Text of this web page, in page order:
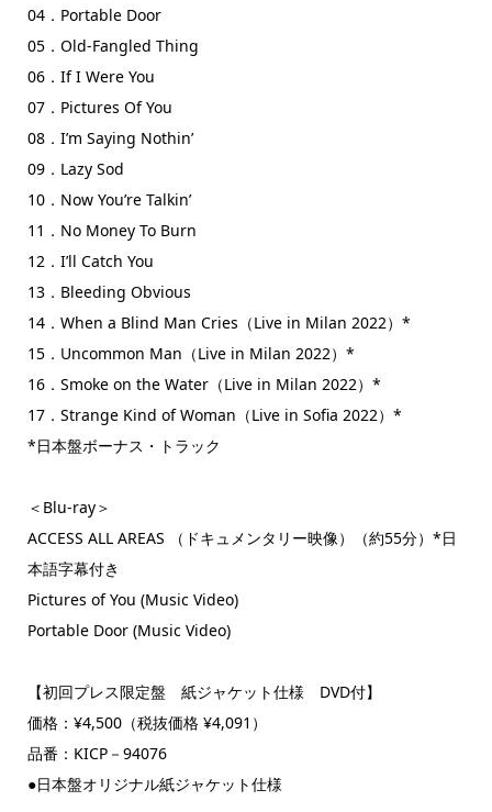
04．Portable Door
05．Old-Fangled Thing
06．If I Were You
07．Pictures Of You
08．I’m Saying Nothin’
09．Lazy Sod
10．Now You’re Talkin’
11．No Money To Burn
12．I’ll Catch You
13．Bleeding Obvious
14．When a Blind Man Cries（Live in Milan 2022）*
15．Uncommon Man（Live in Milan 2022）*
16．Smoke on the Water（Live in Milan 2022）*
17．Strange Kind of Woman（Live in Sofia 2022）*
*日本盤ボーナス・トラック
＜Blu-ray＞
ACCESS ALL AREAS （ドキュメンタリー映像）（約55分）*日
本語字幕付き
Pictures of You (Music Video)
Portable Door (Music Video)
【初回プレス限定盤 紙ジャケット仕様 DVD付】
価格：¥4,500（税抜価格 ¥4,091）
品番：KICP－94076
●日本盤オリジナル紙ジャケット仕様